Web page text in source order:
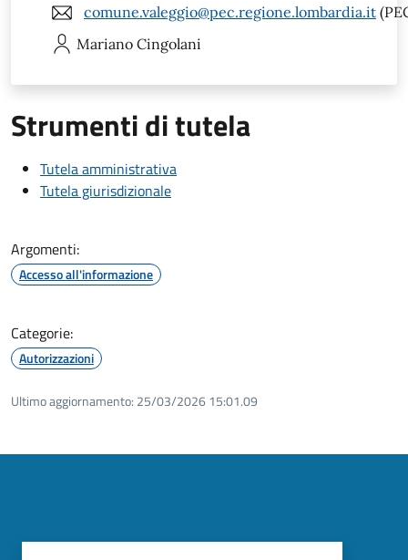
comune.valeggio@pec.regione.lombardia.it
Mariano Cingolani
Strumenti di tutela
Tutela amministrativa
Tutela giurisdizionale
Argomenti:
Accesso all'informazione
Categorie:
Autorizzazioni
Ultimo aggiornamento: 25/03/2026 15:01.09